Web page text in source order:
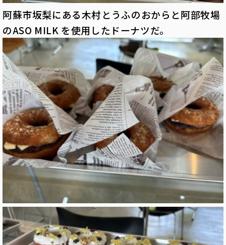
阿蘇市坂梨にある木村とうふのおからと阿部牧場
のASO MILK を使用したドーナツだ。